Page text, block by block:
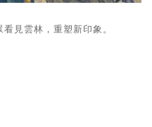
見雲林，重塑新印象。